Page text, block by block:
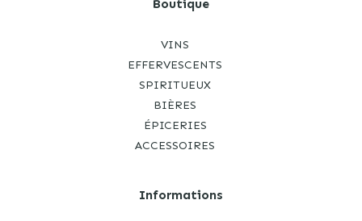
Boutique
VINS
EFFERVESCENTS
SPIRITUEUX
BIÈRES
ÉPICERIES
ACCESSOIRES
Informations